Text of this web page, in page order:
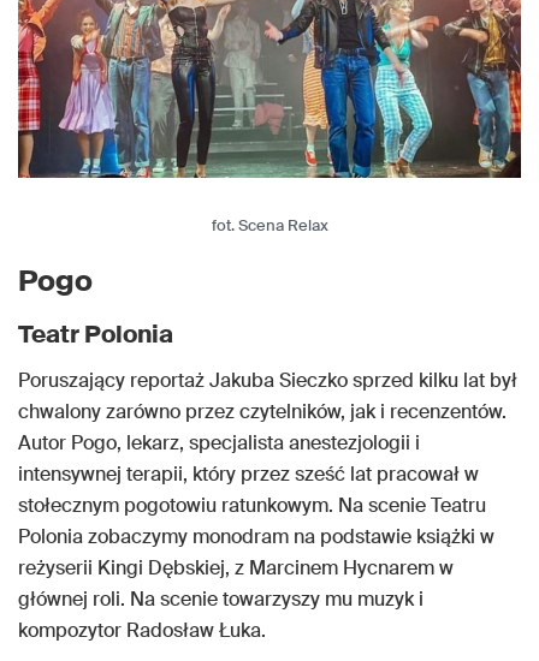
fot. Scena Relax
Pogo
Teatr Polonia
Poruszający reportaż Jakuba Sieczko sprzed kilku lat był
chwalony zarówno przez czytelników, jak i recenzentów.
Autor Pogo, lekarz, specjalista anestezjologii i
intensywnej terapii, który przez sześć lat pracował w
stołecznym pogotowiu ratunkowym. Na scenie Teatru
Polonia zobaczymy monodram na podstawie książki w
reżyserii Kingi Dębskiej, z Marcinem Hycnarem w
głównej roli. Na scenie towarzyszy mu muzyk i
kompozytor Radosław Łuka.